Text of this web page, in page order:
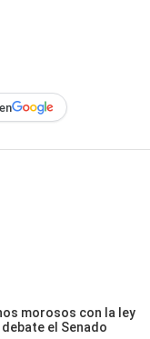
morosos con la ley
el Senado